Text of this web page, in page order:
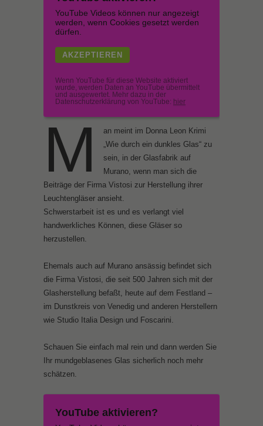
YouTube Videos können nur angezeigt
werden, wenn Cookies gesetzt werden
dürfen.
AKZEPTIEREN
Wenn YouTube für diese Website aktiviert
wurde, werden Daten an YouTube übermittelt
und ausgewertet. Mehr dazu in der
Datenschutzerklärung von YouTube: hier
M
an meint im Donna Leon Krimi
„Wie durch ein dunkles Glas“ zu
sein, in der Glasfabrik auf
Murano, wenn man sich die
Beiträge der Firma Vistosi zur Herstellung ihrer
Leuchtengläser ansieht.
Schwerstarbeit ist es und es verlangt viel
handwerkliches Können, diese Gläser so
herzustellen.
Ehemals auch auf Murano ansässig befindet sich
die Firma Vistosi, die seit 500 Jahren sich mit der
Glasherstellung befaßt, heute auf dem Festland –
im Dunstkreis von Venedig und anderen Herstellern
wie Studio Italia Design und Foscarini.
Schauen Sie einfach mal rein und dann werden Sie
Ihr mundgeblasenes Glas sicherlich noch mehr
schätzen.
YouTube aktivieren?